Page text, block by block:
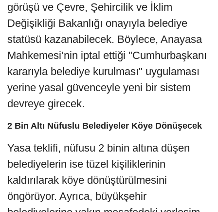
görüşü ve Çevre, Şehircilik ve İklim
Değişikliği Bakanlığı onayıyla belediye
statüsü kazanabilecek. Böylece, Anayasa
Mahkemesi’nin iptal ettiği "Cumhurbaşkanı
kararıyla belediye kurulması" uygulaması
yerine yasal güvenceyle yeni bir sistem
devreye girecek.
2 Bin Altı Nüfuslu Belediyeler Köye Dönüşecek
Yasa teklifi, nüfusu 2 binin altına düşen
belediyelerin ise tüzel kişiliklerinin
kaldırılarak köye dönüştürülmesini
öngörüyor. Ayrıca, büyükşehir